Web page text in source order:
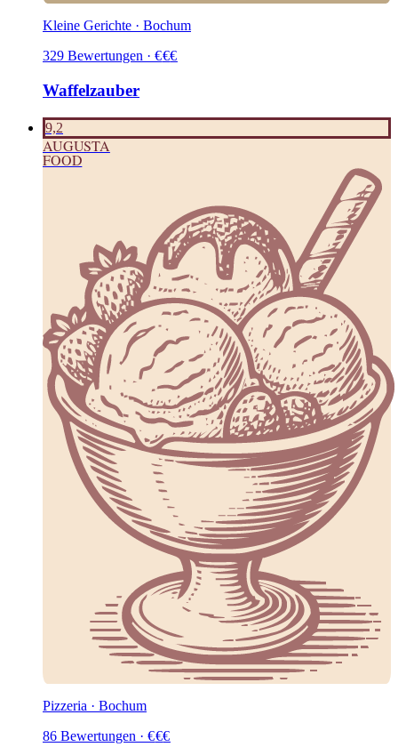
Kleine Gerichte · Bochum
329 Bewertungen · €€€
Waffelzauber
9,2
AUGUSTA
FOOD
Pizzeria · Bochum
86 Bewertungen · €€€